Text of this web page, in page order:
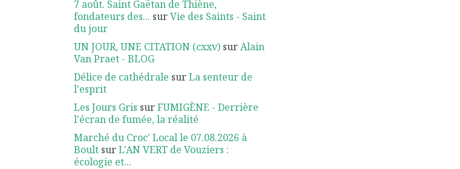
7 août. Saint Gaëtan de Thiène,
fondateurs des... surVie des Saints - Saint
du jour
UN JOUR, UNE CITATION (cxxv) surAlain
Van Praet - BLOG
Délice de cathédrale surLa senteur de
l'esprit
Les Jours Gris surFUMIGÈNE - Derrière
l'écran de fumée, la réalité
Marché du Croc' Local le 07.08.2026 à
Boult surL'AN VERT de Vouziers :
écologie et...